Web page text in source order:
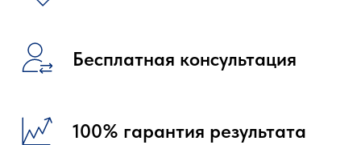
Бесплатная консультация
100% гарантия результата